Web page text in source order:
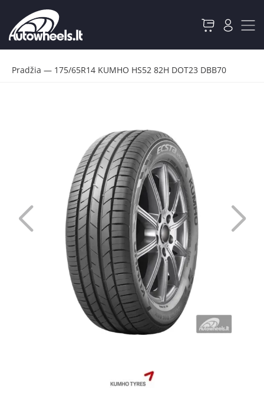
Pradžia — 175/65R14 KUMHO HS52 82H DOT23 DBB70